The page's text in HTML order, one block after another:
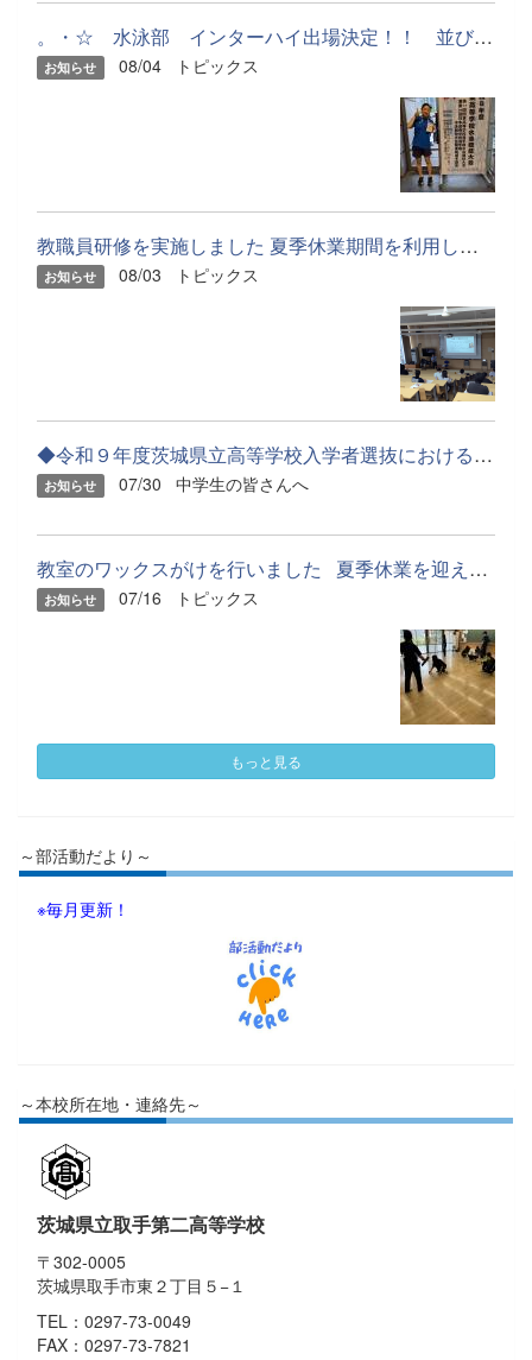
。・☆ 水泳部 インターハイ出場決定！！ 並びに 大会報告 ☆...
お知らせ 08/04 トピックス
教職員研修を実施しました 夏季休業期間を利用して、保健安全部...
お知らせ 08/03 トピックス
◆令和９年度茨城県立高等学校入学者選抜における特色選抜実施概要...
お知らせ 07/30 中学生の皆さんへ
教室のワックスがけを行いました 夏季休業を迎えるにあ...
お知らせ 07/16 トピックス
もっと見る
～部活動だより～
※毎月更新！
～本校所在地・連絡先～
茨城県立取手第二高等学校
〒302-0005
茨城県取手市東２丁目５−１
TEL：0297-73-0049
FAX：0297-73-7821